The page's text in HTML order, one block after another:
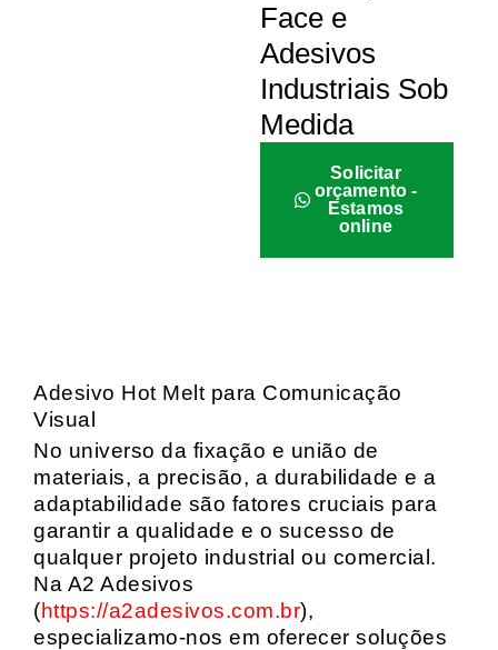
Face e
Adesivos
Industriais Sob
Medida
Solicitar
orçamento -
Estamos
online
Adesivo Hot Melt para Comunicação
Visual
No universo da fixação e união de
materiais, a precisão, a durabilidade e a
adaptabilidade são fatores cruciais para
garantir a qualidade e o sucesso de
qualquer projeto industrial ou comercial.
Na A2 Adesivos
(https://a2adesivos.com.br),
especializamo-nos em oferecer soluções